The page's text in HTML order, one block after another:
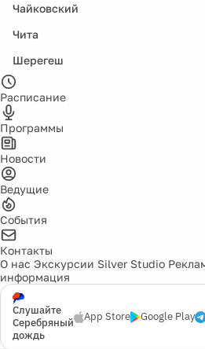
Чайковский
Чита
Шерегеш
Расписание
Программы
Новости
Ведущие
События
Контакты
О нас Экскурсии Silver Studio
информация
Слушайте
Серебряный
дождь
App Store Google Play